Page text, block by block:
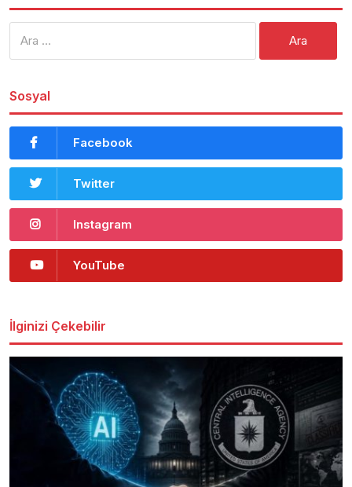
Sosyal
Facebook
Twitter
Instagram
YouTube
İlginizi Çekebilir